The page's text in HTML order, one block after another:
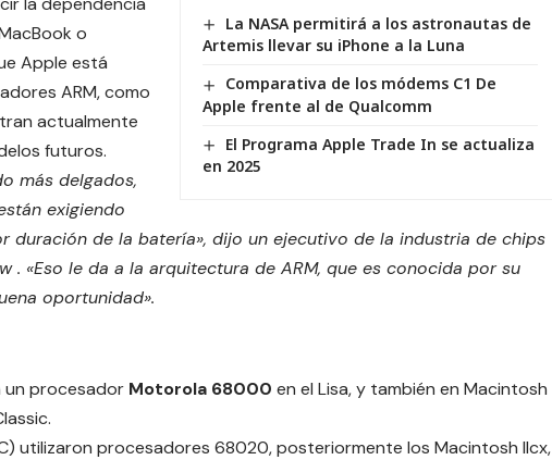
La NASA permitirá a los astronautas de
Artemis llevar su iPhone a la Luna
Comparativa de los módems C1 De
Apple frente al de Qualcomm
El Programa Apple Trade In se actualiza
en 2025
o
Apple está
ARM, como
actualmente
futuros.
más delgados,
exigiendo
duración de la batería», dijo un ejecutivo de la industria de chips
. «Eso le da a la arquitectura de ARM, que es conocida por su
oportunidad».
un procesador Motorola 68000 en el Lisa, y también en Macintosh
utilizaron procesadores 68020, posteriormente los Macintosh IIcx,